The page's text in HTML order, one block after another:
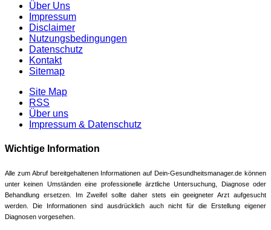
Über Uns
Impressum
Disclaimer
Nutzungsbedingungen
Datenschutz
Kontakt
Sitemap
Site Map
RSS
Über uns
Impressum & Datenschutz
Wichtige Information
Alle zum Abruf bereitgehaltenen Informationen auf Dein-Gesundheitsmanager.de können
unter keinen Umständen eine professionelle ärztliche Untersuchung, Diagnose oder
Behandlung ersetzen. Im Zweifel sollte daher stets ein geeigneter Arzt aufgesucht
werden. Die Informationen sind ausdrücklich auch nicht für die Erstellung eigener
Diagnosen vorgesehen.